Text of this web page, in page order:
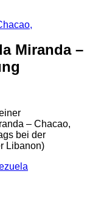
Miranda –
– Chacao,
bei der
Libanon)